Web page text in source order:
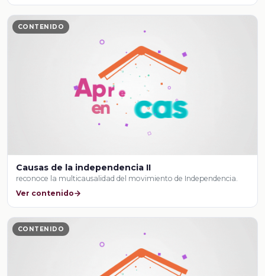
CONTENIDO
Causas de la independencia II
reconoce la multicausalidad del movimiento de Independencia.
Ver contenido
CONTENIDO